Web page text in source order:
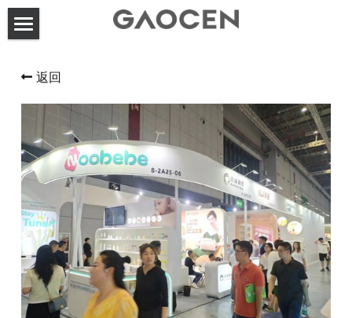
关于高呈
服务案例
展台设计搭建
活动策划执行
联系方式
搜索
返回